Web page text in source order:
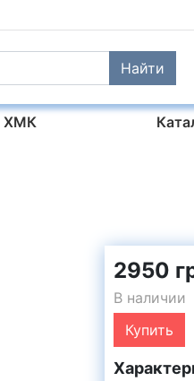
Найти
ХМК
2950
В наличии
Купить